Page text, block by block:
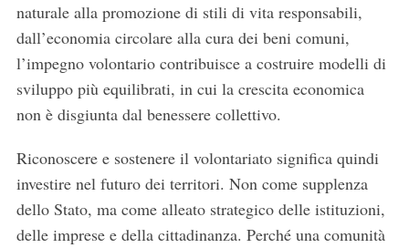
naturale alla promozione di stili di vita responsabili,
dall’economia circolare alla cura dei beni comuni,
l’impegno volontario contribuisce a costruire modelli di
sviluppo più equilibrati, in cui la crescita economica
non è disgiunta dal benessere collettivo.
Riconoscere e sostenere il volontariato significa quindi
investire nel futuro dei territori. Non come supplenza
dello Stato, ma come alleato strategico delle istituzioni,
delle imprese e della cittadinanza. Perché una comunità